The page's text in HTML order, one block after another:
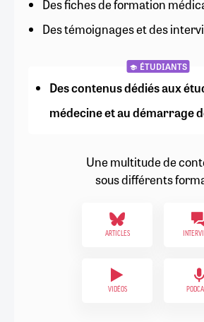
Des fiches de formation
Des témoignages et des
ÉTUDIANTS
Des contenus dédiés aux
médecine et au démarrage
Une multitude de
sous différents
ARTICLES
VIDÉOS